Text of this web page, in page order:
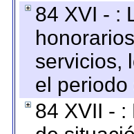
84 XVI - :
servicios,
el periodo
84 XVII -